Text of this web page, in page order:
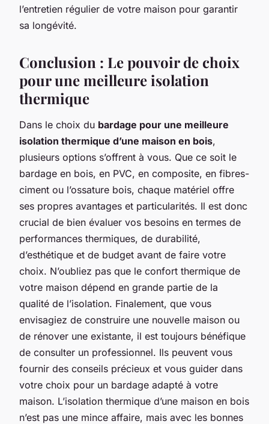
l’entretien régulier de votre maison pour garantir
sa longévité.
Conclusion : Le pouvoir de choix
pour une meilleure isolation
thermique
Dans le choix du bardage pour une meilleure
isolation thermique d’une maison en bois,
plusieurs options s’offrent à vous. Que ce soit le
bardage en bois, en PVC, en composite, en fibres-
ciment ou l’ossature bois, chaque matériel offre
ses propres avantages et particularités. Il est donc
crucial de bien évaluer vos besoins en termes de
performances thermiques, de durabilité,
d’esthétique et de budget avant de faire votre
choix. N’oubliez pas que le confort thermique de
votre maison dépend en grande partie de la
qualité de l’isolation. Finalement, que vous
envisagiez de construire une nouvelle maison ou
de rénover une existante, il est toujours bénéfique
de consulter un professionnel. Ils peuvent vous
fournir des conseils précieux et vous guider dans
votre choix pour un bardage adapté à votre
maison. L’isolation thermique d’une maison en bois
n’est pas une mince affaire, mais avec les bonnes